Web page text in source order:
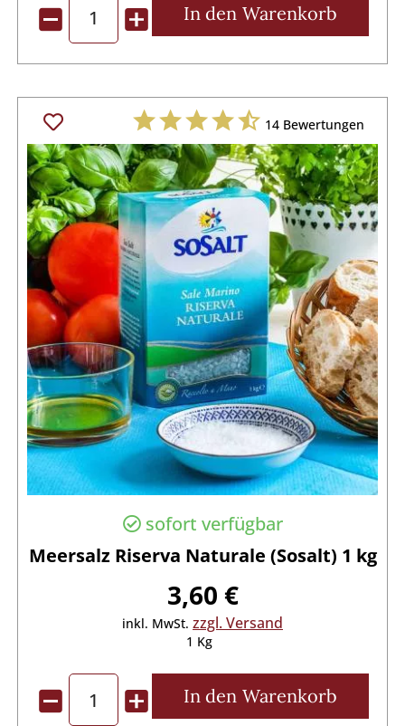
In den Warenkorb
14Bewertungen
sofort verfügbar
Meersalz Riserva Naturale (Sosalt) 1 kg
3,60 €
inkl. MwSt. zzgl. Versand
1 Kg
In den Warenkorb